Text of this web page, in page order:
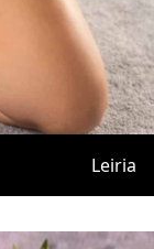
Leiria